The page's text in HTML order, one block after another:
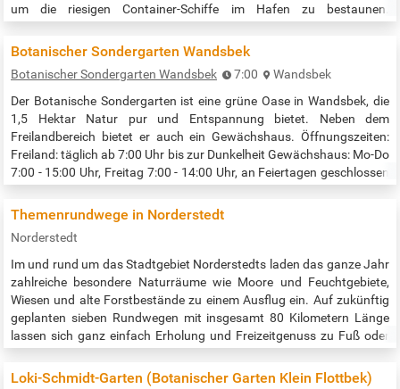
um die riesigen Container-Schiffe im Hafen zu bestaunen.
bestimmten Plätzen am Elbstrand ist es gestattet, zu grillen,
Botanischer Sondergarten Wandsbek
Botanischer Sondergarten Wandsbek 7:00
Wandsbek
Der Botanische Sondergarten ist eine grüne Oase in Wandsbek, die
1,5 Hektar Natur pur und Entspannung bietet. Neben dem
Freilandbereich bietet er auch ein Gewächshaus. Öffnungszeiten:
Freiland: täglich ab 7:00 Uhr bis zur Dunkelheit Gewächshaus: Mo-Do
7:00 - 15:00 Uhr, Freitag 7:00 - 14:00 Uhr, an Feiertagen geschlossen
sondergarten/
Themenrundwege in Norderstedt
Norderstedt
Im und rund um das Stadtgebiet Norderstedts laden das ganze Jahr
zahlreiche besondere Naturräume wie Moore und Feuchtgebiete,
Wiesen und alte Forstbestände zu einem Ausflug ein. Auf zukünftig
geplanten sieben Rundwegen mit insgesamt 80 Kilometern Länge
lassen sich ganz einfach Erholung und Freizeitgenuss zu Fuß oder
werden Themen mit besonderen Erlebnissen verknüpft; ganz
Loki-Schmidt-Garten (Botanischer Garten Klein Flottbek)